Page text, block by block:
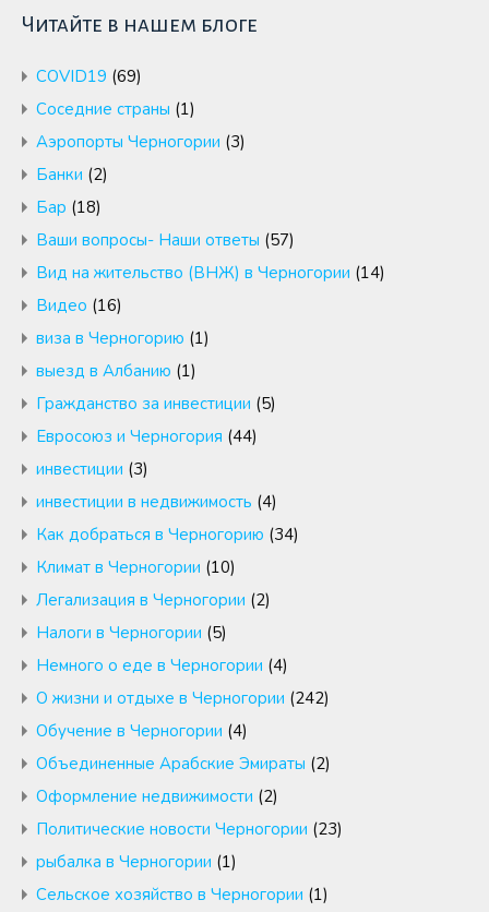
Читайте в нашем блоге
COVID19 (69)
Cоседние страны (1)
Аэропорты Черногории (3)
Банки (2)
Бар (18)
Ваши вопросы- Наши ответы (57)
Вид на жительство (ВНЖ) в Черногории (14)
Видео (16)
виза в Черногорию (1)
выезд в Албанию (1)
Гражданство за инвестиции (5)
Евросоюз и Черногория (44)
инвестиции (3)
инвестиции в недвижимость (4)
Как добраться в Черногорию (34)
Климат в Черногории (10)
Легализация в Черногории (2)
Налоги в Черногории (5)
Немного о еде в Черногории (4)
О жизни и отдыхе в Черногории (242)
Обучение в Черногории (4)
Объединенные Арабские Эмираты (2)
Оформление недвижимости (2)
Политические новости Черногории (23)
рыбалка в Черногории (1)
Сельское хозяйство в Черногории (1)